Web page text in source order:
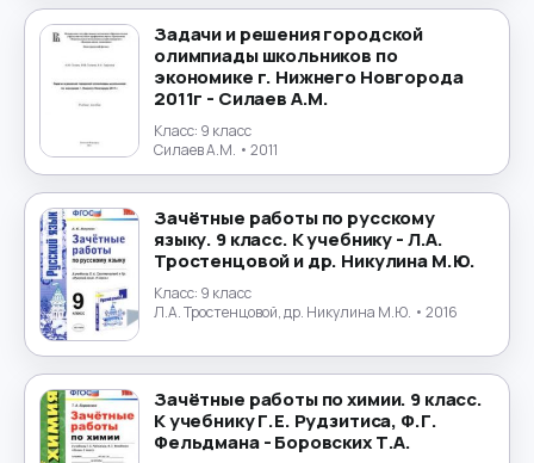
Чешский язык →
Шведский язык →
Юриспруденция
Японский язык
Задачи и решения городской
олимпиады школьников по
экономике г. Нижнего Новгорода
2011г - Силаев А.М.
Класс: 9 класс
Силаев А.М. • 2011
Зачётные работы по русскому
языку. 9 класс. К учебнику - Л.А.
Тростенцовой и др. Никулина М.Ю.
Класс: 9 класс
Л.А. Тростенцовой, др. Никулина М.Ю. • 2016
Зачётные работы по химии. 9 класс.
К учебнику Г.Е. Рудзитиса, Ф.Г.
Фельдмана - Боровских Т.А.